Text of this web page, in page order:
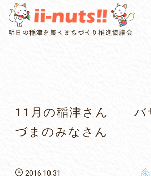
HOME
11月の稲津さん バ
づまのみなさん
2016.10.31